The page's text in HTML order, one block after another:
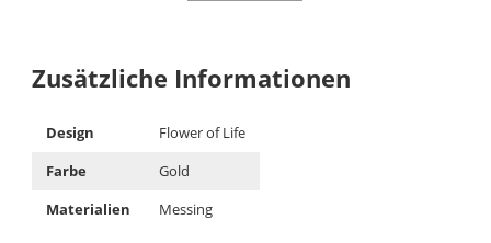
Zusätzliche Informationen
Design
Flower of Life
Farbe
Gold
Materialien
Messing